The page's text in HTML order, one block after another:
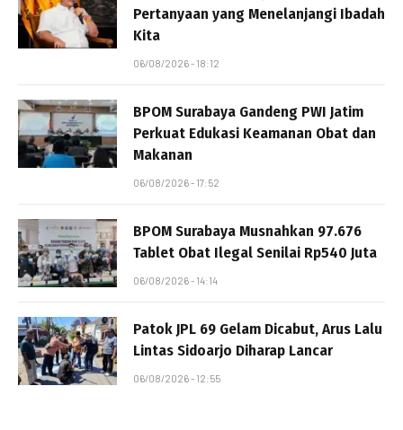
Pertanyaan yang Menelanjangi Ibadah
Kita
06/08/2026 - 18:12
BPOM Surabaya Gandeng PWI Jatim
Perkuat Edukasi Keamanan Obat dan
Makanan
06/08/2026 - 17:52
BPOM Surabaya Musnahkan 97.676
Tablet Obat Ilegal Senilai Rp540 Juta
06/08/2026 - 14:14
Patok JPL 69 Gelam Dicabut, Arus Lalu
Lintas Sidoarjo Diharap Lancar
06/08/2026 - 12:55